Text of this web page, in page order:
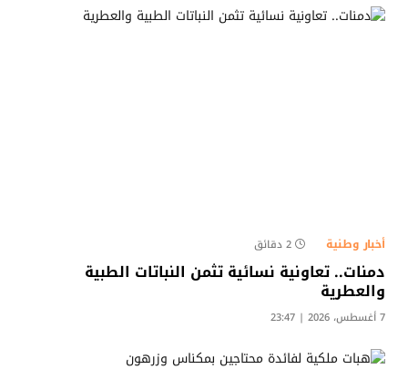
أخبار وطنية 2 دقائق
دمنات.. تعاونية نسائية تثمن النباتات الطبية
والعطرية
7 أغسطس، 2026 | 23:47